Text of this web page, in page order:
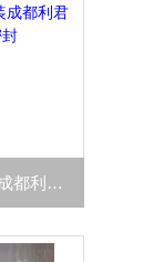
CLFY/500/420-90/A密封原装成都利君辊压机CLFY系列油缸密封